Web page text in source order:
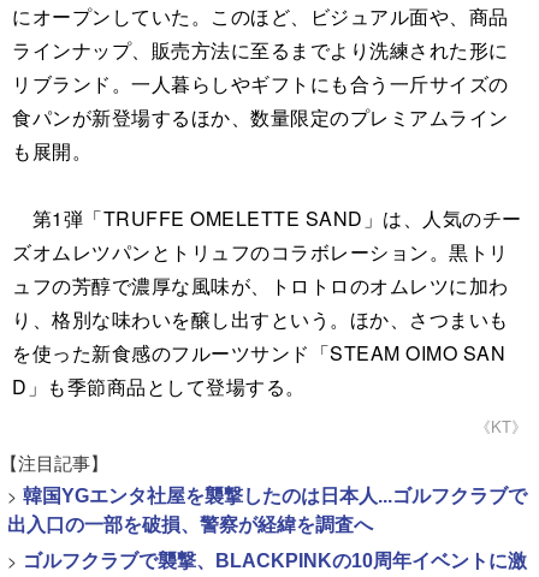
にオープンしていた。このほど、ビジュアル面や、商品
ラインナップ、販売方法に至るまでより洗練された形に
リブランド。一人暮らしやギフトにも合う一斤サイズの
食パンが新登場するほか、数量限定のプレミアムライン
も展開。
第1弾「TRUFFE OMELETTE SAND」は、人気のチー
ズオムレツパンとトリュフのコラボレーション。黒トリ
ュフの芳醇で濃厚な風味が、トロトロのオムレツに加わ
り、格別な味わいを醸し出すという。ほか、さつまいも
を使った新食感のフルーツサンド「STEAM OIMO SAN
D」も季節商品として登場する。
《KT》
【注目記事】
> 韓国YGエンタ社屋を襲撃したのは日本人...ゴルフクラブで
出入口の一部を破損、警察が経緯を調査へ
> ゴルフクラブで襲撃、BLACKPINKの10周年イベントに激